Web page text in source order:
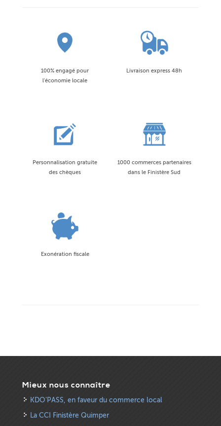
100% engagé pour
l'économie locale
Livraison express 48h
Personnalisation gratuite
des chèques
1000 commerces partenaires
dans le Finistère Sud
Exonération fiscale
Mieux nous connaître
KDO’PASS, en faveur du commerce local
La CCI Finistère Quimper